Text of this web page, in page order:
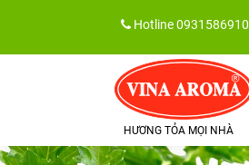
content
Hotline0931586910
HƯƠNG TỎA MỌI NHÀ